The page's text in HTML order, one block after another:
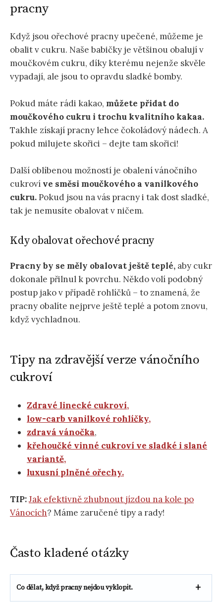
pracny
Když jsou ořechové pracny upečené, můžeme je
obalit v cukru. Naše babičky je většinou obalují v
moučkovém cukru, díky kterému nejenže skvěle
vypadají, ale jsou to opravdu sladké bomby.
Pokud máte rádi kakao, můžete přidat do
moučkového cukru i trochu kvalitního kakaa.
Takhle získají pracny lehce čokoládový nádech. A
pokud milujete skořici – dejte tam skořici!
Další oblíbenou možností je obalení vánočního
cukroví ve směsi moučkového a vanilkového
cukru.Pokud jsou na vás pracny i tak dost sladké,
tak je nemusíte obalovat v ničem.
Kdy obalovat ořechové pracny
Pracny by se měly obalovat ještě teplé, aby cukr
dokonale přilnul k povrchu. Někdo volí podobný
postup jako v případě rohlíčků – to znamená, že
pracny obalíte nejprve ještě teplé a potom znovu,
když vychladnou.
Tipy na zdravější verze vánočního
cukroví
Zdravé linecké cukroví,
low-carb vanilkové rohlíčky,
zdravá vánočka,
křehoučké vinné cukroví ve sladké i slané
variantě,
luxusní plněné ořechy.
TIP:Jak efektivně zhubnout jízdou na kole po
Vánocích? Máme zaručené tipy a rady!
Často kladené otázky
Co dělat, když pracny nejdou vyklopit.